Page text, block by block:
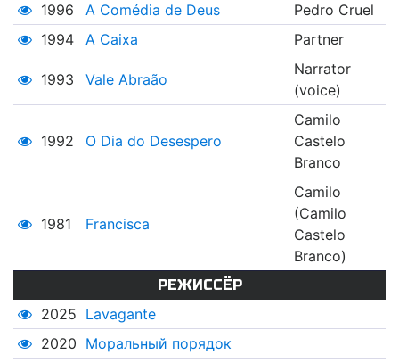
1996
A Comédia de Deus
Pedro Cruel
1994
A Caixa Partner
1993 Vale Abraão
Narrator
(voice)
1992 O Dia do Desespero
Camilo
Castelo
Branco
1981 Francisca
Camilo
(Camilo
Castelo
Branco)
РЕЖИССЁР
2025 Lavagante
2020 Моральный порядок